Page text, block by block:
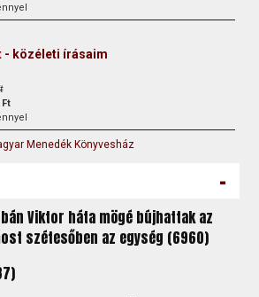
- közéleti írásaim
Ft
Menedék Könyvesház
-
Viktor háta mögé bújhattak az
szétesőben az egység (6960)